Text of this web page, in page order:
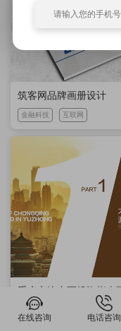
筑客网品牌画册设计
金融科技 互联网
公共机构
在线咨询 电话咨询